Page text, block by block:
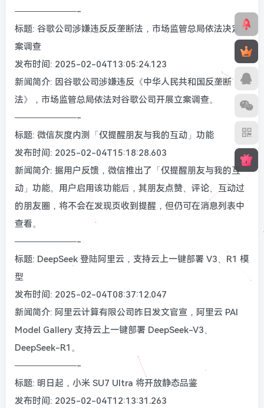
———————-
标题: 谷歌公司涉嫌违反反垄断法，市场监管总局依法决定立
案调查
发布时间: 2025-02-04T13:05:24.123
新闻简介: 因谷歌公司涉嫌违反《中华人民共和国反垄断
法》，市场监管总局依法对谷歌公司开展立案调查。
———————-
标题: 微信灰度内测「仅提醒朋友与我的互动」功能
发布时间: 2025-02-04T15:18:28.603
新闻简介: 据用户反馈，微信推出了「仅提醒朋友与我的互
动」功能。用户启用该功能后，其朋友点赞、评论、互动过
的朋友圈，将不会在发现页收到提醒，但仍可在消息列表中
查看。
———————-
标题: DeepSeek 登陆阿里云，支持云上一键部署 V3、R1 模
型
发布时间: 2025-02-04T08:37:12.047
新闻简介: 阿里云计算有限公司昨日发文官宣，阿里云 PAI
Model Gallery 支持云上一键部署 DeepSeek-V3、
DeepSeek-R1。
———————-
标题: 明日起，小米 SU7 Ultra 将开放静态品鉴
发布时间: 2025-02-04T12:13:31.263